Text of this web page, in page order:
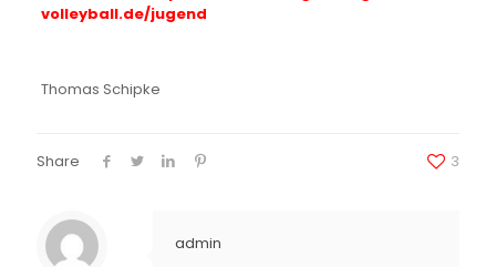
volleyball.de/jugend
Thomas Schipke
Share 3
admin